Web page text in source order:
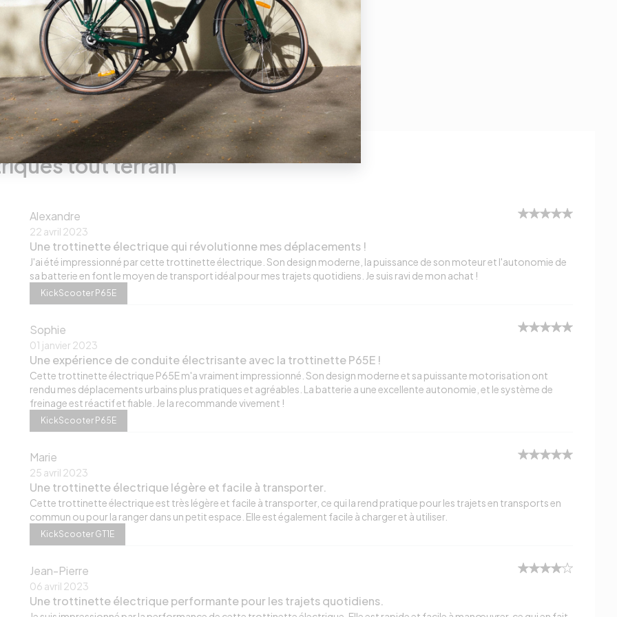
tout terrain
Alexandre
22 avril 2023
Une trottinette électrique qui révolutionne mes déplacements !
J'ai été impressionné par cette trottinette électrique. Son design moderne, la puissance de son moteur et l'autonomie de
sa batterie en font le moyen de transport idéal pour mes trajets quotidiens. Je suis ravi de mon achat !
KickScooter P65E
Sophie
01 janvier 2023
Une expérience de conduite électrisante avec la trottinette P65E !
Cette trottinette électrique P65E m'a vraiment impressionné. Son design moderne et sa puissante motorisation ont
rendu mes déplacements urbains plus pratiques et agréables. La batterie a une excellente autonomie, et le système de
freinage est réactif et fiable. Je la recommande vivement !
KickScooter P65E
Marie
25 avril 2023
Une trottinette électrique légère et facile à transporter.
Cette trottinette électrique est très légère et facile à transporter, ce qui la rend pratique pour les trajets en transports en
commun ou pour la ranger dans un petit espace. Elle est également facile à charger et à utiliser.
KickScooter GT1E
Jean-Pierre
06 avril 2023
Une trottinette électrique performante pour les trajets quotidiens.